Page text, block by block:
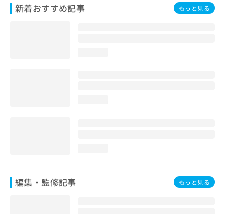
新着おすすめ記事 もっと見る
編集・監修記事 もっと見る
お